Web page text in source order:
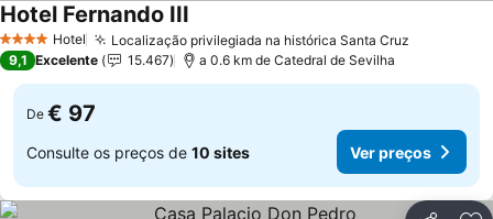
4 EstrelasHotel Localização privilegiada na histórica Santa Cruz
Hotel Fernando III
9,1 Excelente 15.467 a 0.6 km de Catedral de Sevilha
De € 97
Consulte os preços de 10 sites Ver preços